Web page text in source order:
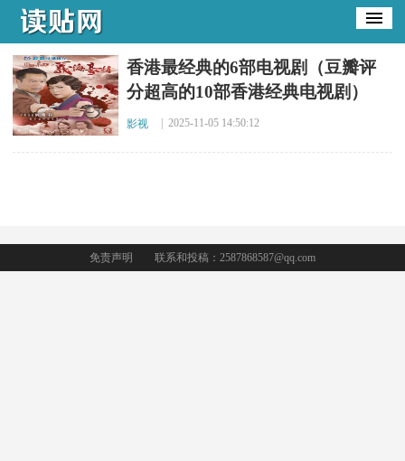
​香港最经典的6部电视剧（豆瓣评
分超高的10部香港经典电视剧）
影视 | 2025-11-05 14:50:12
免责声明 联系和投稿：2587868587@qq.com